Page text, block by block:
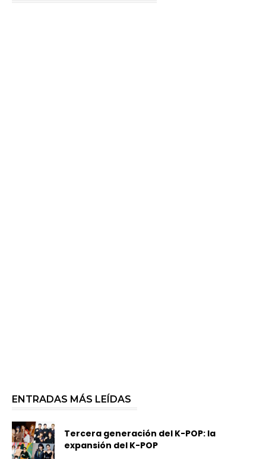
ENTRADAS MÁS LEÍDAS
Tercera generación del K-POP: la
expansión del K-POP